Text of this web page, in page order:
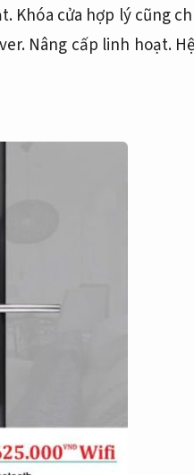
Khóa cửa hợp lý cũng
Nâng cấp linh hoạt. Hệ